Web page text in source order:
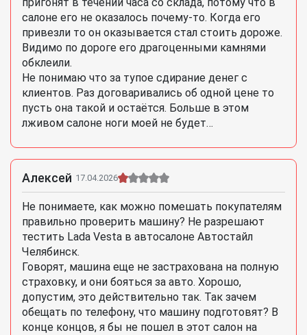
салоне его не оказалось почему-то. Когда его
привезли то он оказывается стал стоить дороже.
Видимо по дороге его драгоценными камнями
обклеили.
Не понимаю что за тупое сдирание денег с
клиентов. Раз договаривались об одной цене то
пусть она такой и остаётся. Больше в этом
лживом салоне ноги моей не будет…
Алексей 17.04.2026
Не понимаете, как можно помешать покупателям
правильно проверить машину? Не разрешают
тестить Lada Vesta в автосалоне Автостайл
Челябинск.
Говорят, машина еще не застрахована на полную
страховку, и они бояться за авто. Хорошо,
допустим, это действительно так. Так зачем
обещать по телефону, что машину подготовят? В
конце концов, я бы не пошел в этот салон на